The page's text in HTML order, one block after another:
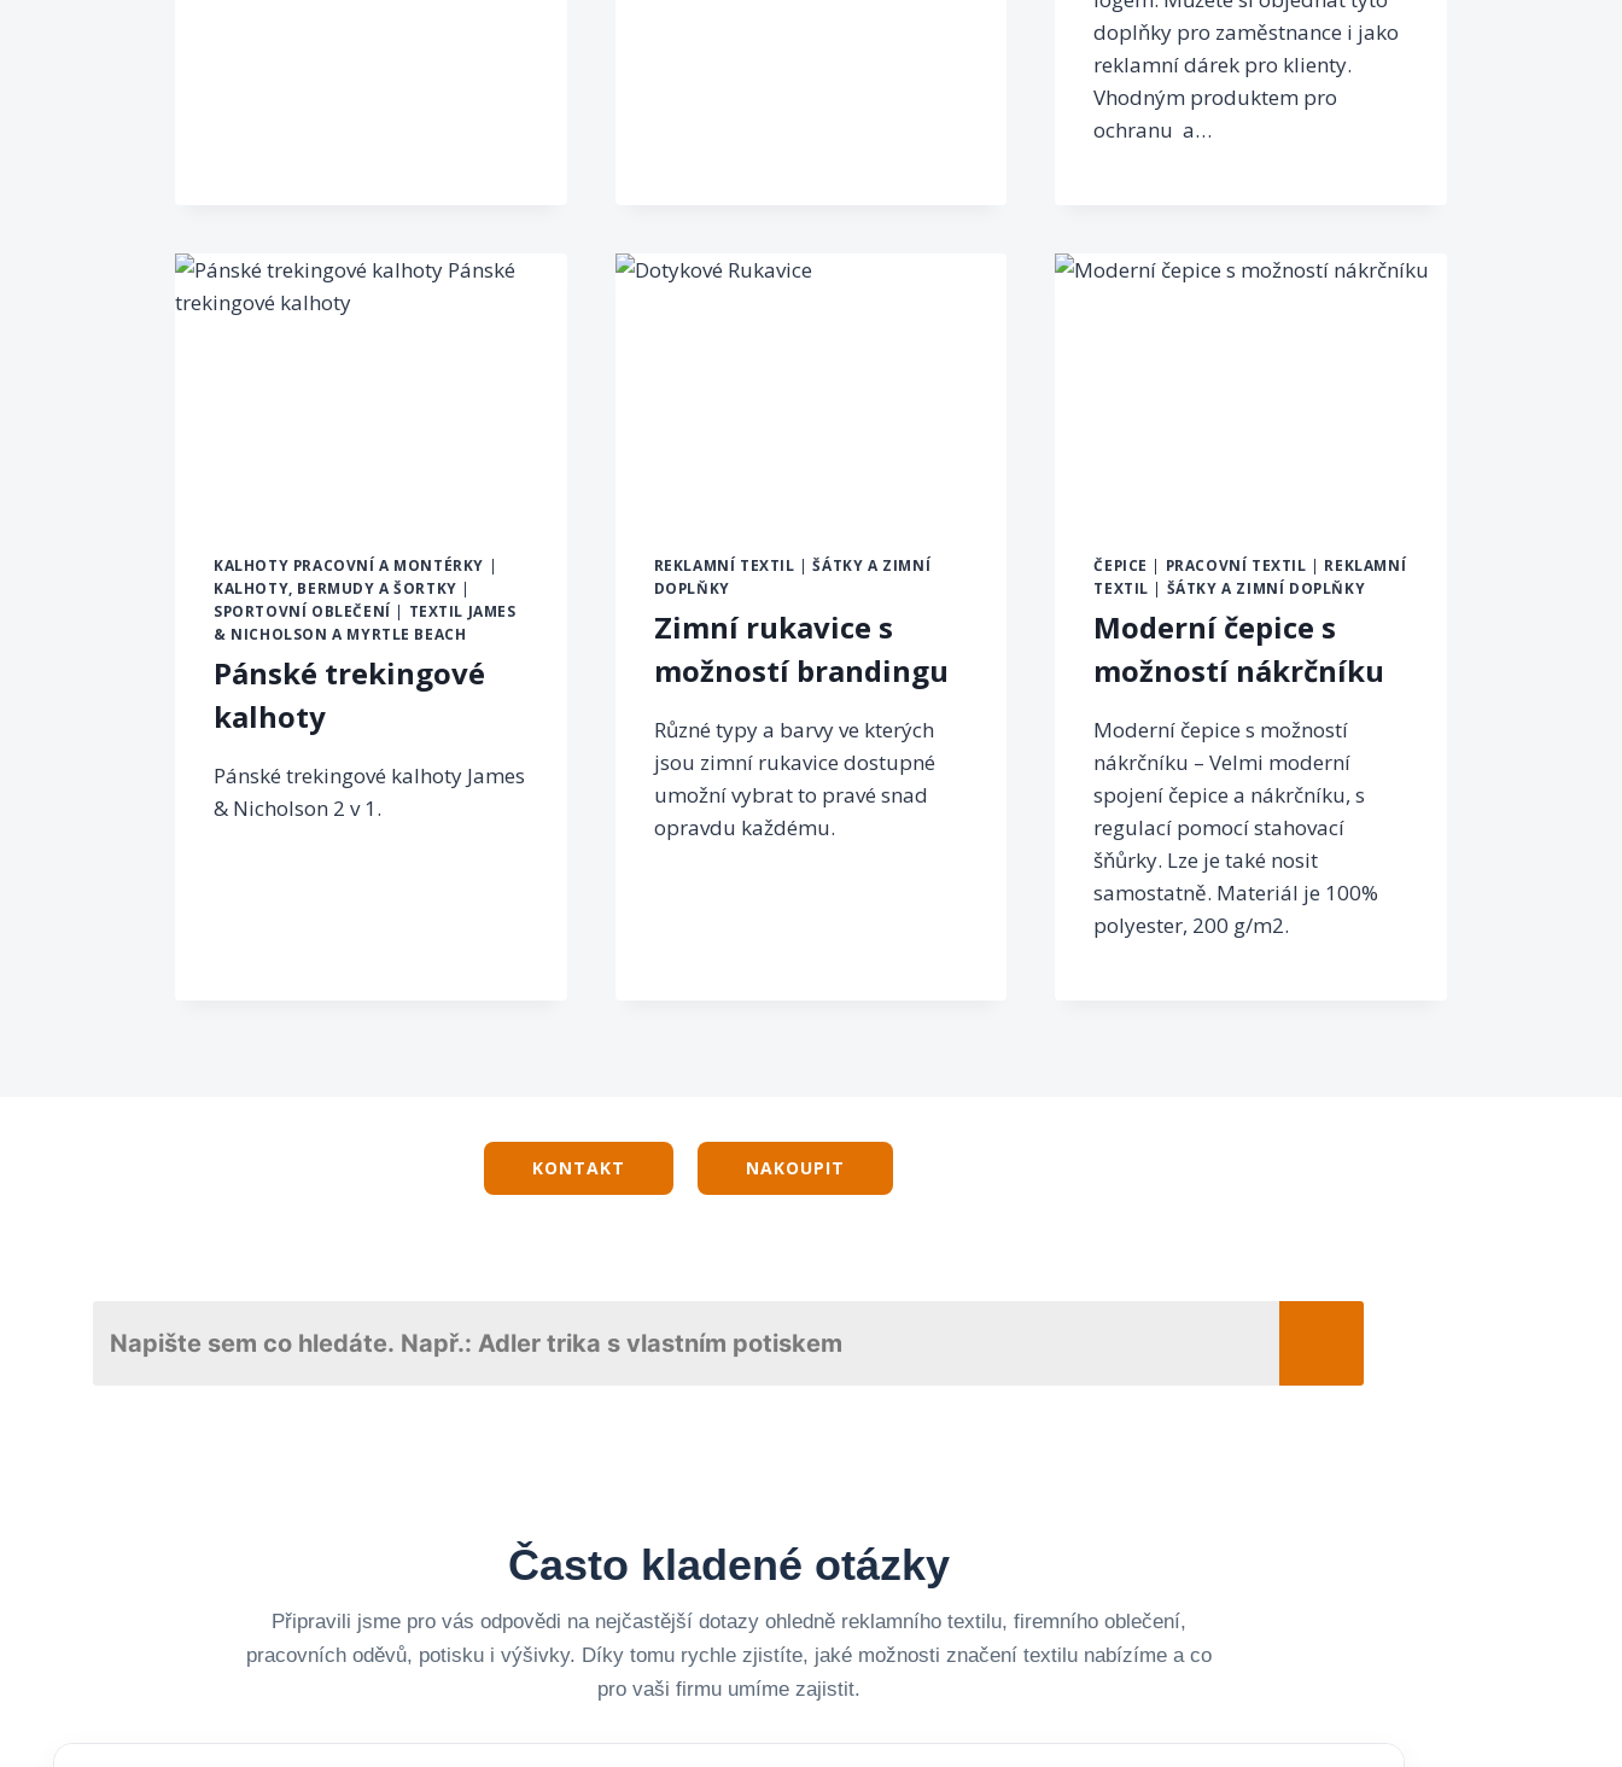
doplňky pro zaměstnance i jako
reklamní dárek pro klienty.
Vhodným produktem pro
ochranu a…
KALHOTY PRACOVNÍ A MONTÉRKY |
KALHOTY, BERMUDY A ŠORTKY |
SPORTOVNÍ OBLEČENÍ| TEXTIL JAMES
& NICHOLSON A MYRTLE BEACH
Pánské trekingové
kalhoty
Pánské trekingové kalhoty James
& Nicholson 2 v 1.
REKLAMNÍ TEXTIL |ŠÁTKY A ZIMNÍ
DOPLŇKY
Zimní rukavice s
možností brandingu
Různé typy a barvy ve kterých
jsou zimní rukavice dostupné
umožní vybrat to pravé snad
opravdu každému.
ČEPICE | PRACOVNÍ TEXTIL | REKLAMNÍ
TEXTIL | ŠÁTKY A ZIMNÍ DOPLŇKY
Moderní čepice s
možností nákrčníku
Moderní čepice s možností
nákrčníku – Velmi moderní
spojení čepice a nákrčníku, s
regulací pomocí stahovací
šňůrky. Lze je také nosit
samostatně. Materiál je 100%
polyester, 200 g/m2.
KONTAKT NAKOUPIT
Často kladené otázky
Připravili jsme pro vás odpovědi na nejčastější dotazy ohledně reklamního textilu, firemního oblečení,
pracovních oděvů, potisku i výšivky. Díky tomu rychle zjistíte, jaké možnosti značení textilu nabízíme a co
pro vaši firmu umíme zajistit.